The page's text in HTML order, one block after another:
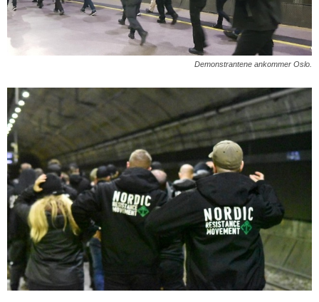
Demonstrantene ankommer Oslo.